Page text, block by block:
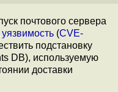
почтового сервера
уязвимость (CVE-
подстановку
DB), используемую
доставки